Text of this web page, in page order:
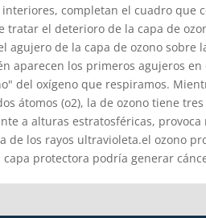
interiores, completan el cuadro que
tratar el deterioro de la capa de
agujero de la capa de ozono sobre
aparecen los primeros agujeros
del oxígeno que respiramos.
átomos (o2), la de ozono tiene
a alturas estratosféricas,
de los rayos ultravioleta.el ozono
capa protectora podría generar